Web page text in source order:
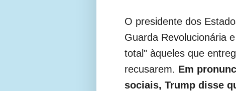
O presidente dos
Guarda Revolucionária
total" àqueles que
recusarem. Em
sociais, Trump disse